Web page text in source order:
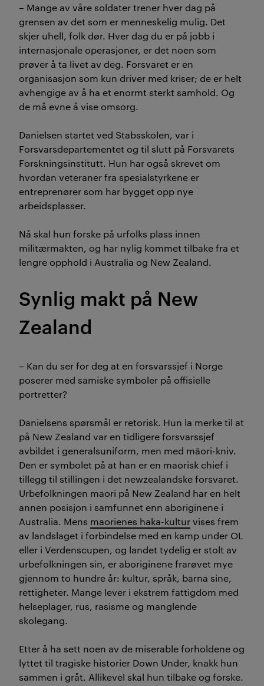
– Mange av våre soldater trener hver dag på
grensen av det som er menneskelig mulig. Det
skjer uhell, folk dør. Hver dag du er på jobb i
internasjonale operasjoner, er det noen som
prøver å ta livet av deg. Forsvaret er en
organisasjon som kun driver med kriser; de er helt
avhengige av å ha et enormt sterkt samhold. Og
de må evne å vise omsorg.
Danielsen startet ved Stabsskolen, var i
Forsvarsdepartementet og til slutt på Forsvarets
Forskningsinstitutt. Hun har også skrevet om
hvordan veteraner fra spesialstyrkene er
entreprenører som har bygget opp nye
arbeidsplasser.
Nå skal hun forske på urfolks plass innen
militærmakten, og har nylig kommet tilbake fra et
lengre opphold i Australia og New Zealand.
Synlig makt på New
Zealand
– Kan du ser for deg at en forsvarssjef i Norge
poserer med samiske symboler på offisielle
portretter?
Danielsens spørsmål er retorisk. Hun la merke til at
på New Zealand var en tidligere forsvarssjef
avbildet i generalsuniform, men med māori-kniv.
Den er symbolet på at han er en maorisk chief i
tillegg til stillingen i det newzealandske forsvaret.
Urbefolkningen maori på New Zealand har en helt
annen posisjon i samfunnet enn aboriginene i
Australia. Mens maorienes haka-kulturvises frem
av landslaget i forbindelse med en kamp under OL
eller i Verdenscupen, og landet tydelig er stolt av
urbefolkningen sin, er aboriginene frarøvet mye
gjennom to hundre år: kultur, språk, barna sine,
rettigheter. Mange lever i ekstrem fattigdom med
helseplager, rus, rasisme og manglende
skolegang.
Etter å ha sett noen av de miserable forholdene og
lyttet til tragiske historier Down Under, knakk hun
sammen i gråt. Allikevel skal hun tilbake og forske.